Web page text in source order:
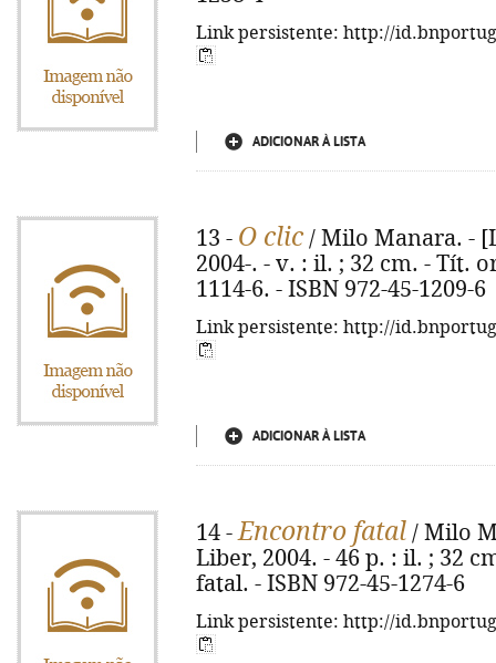
Link persistente: http://
ADICIONAR À LISTA
13 - O clic/ Milo Manara. -
2004-. - v. : il. ; 32 cm. - Tít.
1114-6. - ISBN 972-45-1209-6
Link persistente: http://
ADICIONAR À LISTA
14 -Encontro fatal / Milo
Liber, 2004. - 46 p. : il. ; 32
fatal. - ISBN 972-45-1274-6
Link persistente: http://